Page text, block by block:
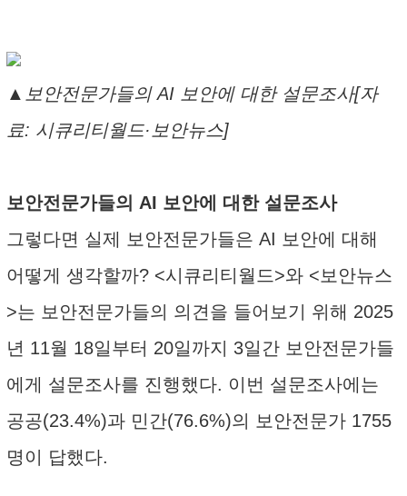
▲보안전문가들의 AI 보안에 대한 설문조사[자
료: 시큐리티월드·보안뉴스]
보안전문가들의 AI 보안에 대한 설문조사
그렇다면 실제 보안전문가들은 AI 보안에 대해
어떻게 생각할까? <시큐리티월드>와 <보안뉴스
>는 보안전문가들의 의견을 들어보기 위해 2025
년 11월 18일부터 20일까지 3일간 보안전문가들
에게 설문조사를 진행했다. 이번 설문조사에는
공공(23.4%)과 민간(76.6%)의 보안전문가 1755
명이 답했다.